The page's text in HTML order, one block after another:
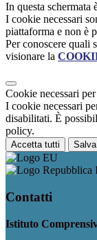
In questa schermata
I cookie necessari
piattaforma e non è
Per conoscere quali
visionare la
Cookie necessari
I cookie necessari
disabilitati. È
policy.
Accetta tutti
Contatti
Istituto